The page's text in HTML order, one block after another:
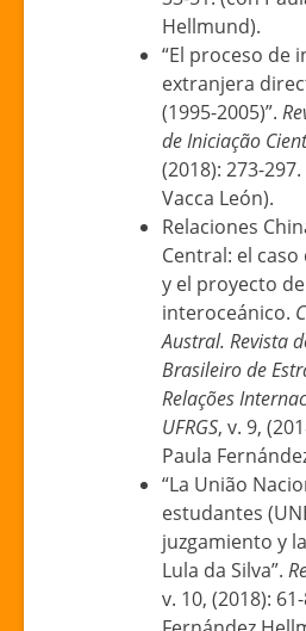
Hellmund).
“El proceso de
extranjera
(1995-2005)”.
de Iniciação
(2018): 273-
Vacca León).
Relaciones
Central: el
y el proyecto
interoceánico.
Austral. Revista
Brasileiro de
Relações
UFRGS, v. 9,
Paula
“La União
estudantes
juzgamiento y
Lula da Silva”.
v. 10, (2018):